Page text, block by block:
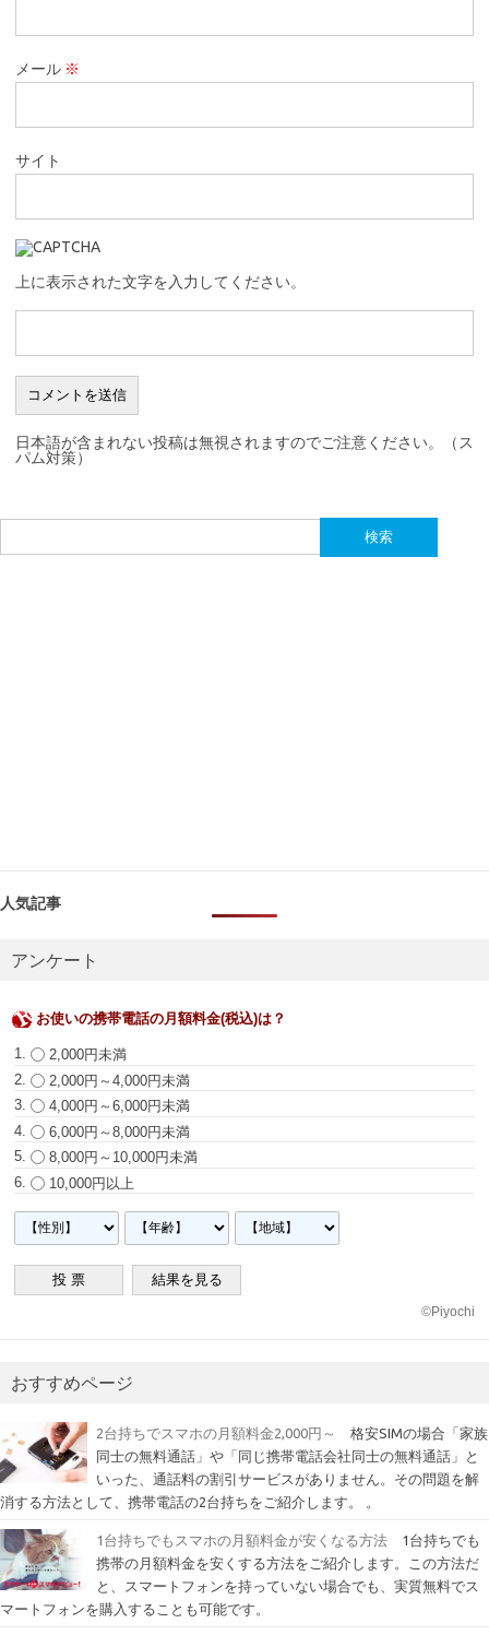
メール ※
サイト
上に表示された文字を入力してください。
日本語が含まれない投稿は無視されますのでご注意ください。（ス
パム対策）
索:
人気記事
アンケート
お使いの携帯電話の月額料金(税込)は？
2,000円未満
2,000円～4,000円未満
4,000円～6,000円未満
6,000円～8,000円未満
8,000円～10,000円未満
10,000円以上
©Piyochi
おすすめページ
2台持ちでスマホの月額料金2,000円～
格安SIMの場合「家族
同士の無料通話」や「同じ携帯電話会社同士の無料通話」と
いった、通話料の割引サービスがありません。その問題を解
消する方法として、携帯電話の2台持ちをご紹介します。 。
1台持ちでもスマホの月額料金が安くなる方法 1台持ちでも
携帯の月額料金を安くする方法をご紹介します。この方法だ
と、スマートフォンを持っていない場合でも、実質無料でス
マートフォンを購入することも可能です。